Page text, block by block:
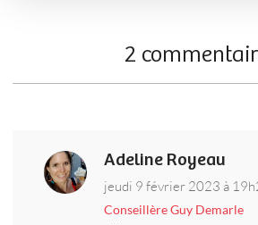
2
Adeline Royeau
jeudi 9 février 2023 à
Conseillère Guy Demarle